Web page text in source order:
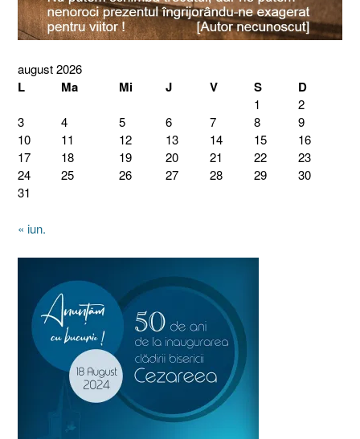
august 2026
L Ma Mi J V S D
1
2
3
4 5 6 7 8
9
10
11 12 13 14 15
16
17
18 19 20 21 22
23
24
25 26 27 28 29
30
31
« iun.